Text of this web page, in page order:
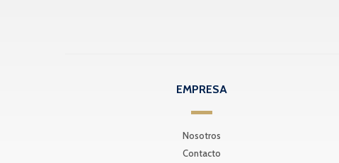
EMPRESA
Nosotros
Contacto